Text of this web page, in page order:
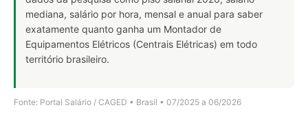
mediana, salário por hora, mensal e anual para saber
exatamente quanto ganha um Montador de
Equipamentos Elétricos (Centrais Elétricas) em todo
território brasileiro.
Fonte: Portal Salário / CAGED • Brasil • 07/2025 a 06/2026